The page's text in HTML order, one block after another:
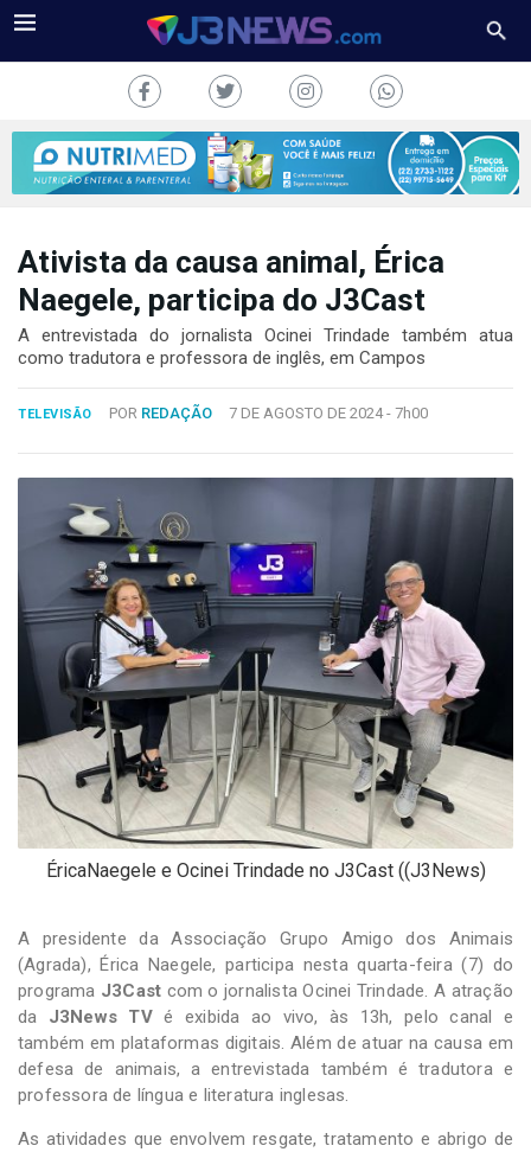
CONOSCO
Desenvolvido
Hesea
Tecnologia
Sistemas
Ativista da causa animal, Érica
Naegele, participa do J3Cast
A entrevistada do jornalista Ocinei Trindade também atua
como tradutora e professora de inglês, em Campos
TELEVISÃO POR REDAÇÃO 7 DE AGOSTO DE 2024 - 7h00
ÉricaNaegele e Ocinei Trindade no J3Cast ((J3News)
A presidente da Associação Grupo Amigo dos Animais
(Agrada), Érica Naegele, participa nesta quarta-feira (7) do
programa J3Cast com o jornalista Ocinei Trindade. A atração
da J3News TVé exibida ao vivo, às 13h, pelo canal e
também em plataformas digitais. Além de atuar na causa em
defesa de animais, a entrevistada também é tradutora e
professora de língua e literatura inglesas.
As atividades que envolvem resgate, tratamento e abrigo de